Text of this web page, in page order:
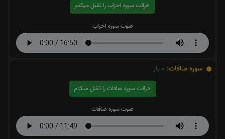
قرائت سوره احزاب را تقبل میکنم
صوت سوره احزاب
سوره صافات: 0 بار
قرائت سوره صافات را تقبل میکنم
صوت سوره صافات